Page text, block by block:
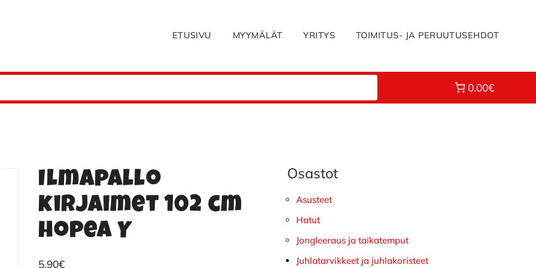
ETUSIVU MYYMÄLÄT YRITYS TOIMITUS- JA PERUUTUSEHDOT
0.00€
Ilmapallo
kirjaimet 102 cm
hopea Y
5.90€
Ensisijainen
sivupalkki
Osastot
Asusteet
Hatut
Jongleeraus ja taikatemput
Juhlatarvikkeet ja juhlakoristeet